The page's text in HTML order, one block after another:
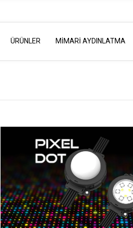
ÜRÜNLER MİMARİ AYDINLATMA